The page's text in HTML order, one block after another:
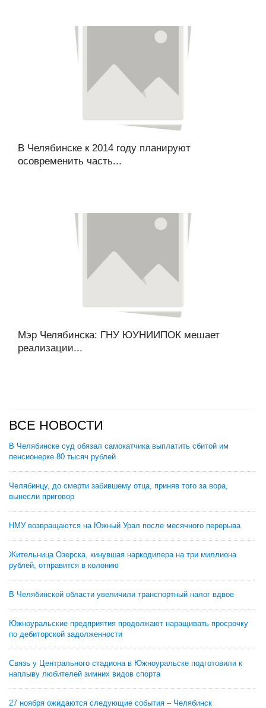
В Челябинске к 2014 году планируют
осовременить часть...
Мэр Челябинска: ГНУ ЮУНИИПОК мешает
реализации...
ВСЕ НОВОСТИ
В Челябинске суд обязал самокатчика выплатить сбитой им
пенсионерке 80 тысяч рублей
Челябинцу, до смерти забившему отца, приняв того за вора,
вынесли приговор
НМУ возвращаются на Южный Урал после месячного перерыва
Жительница Озерска, кинувшая наркодилера на три миллиона
рублей, отправится в колонию
В Челябинской области увеличили транспортный налог вдвое
Южноуральские предприятия продолжают наращивать просрочку
по дебиторской задолженности
Связь у Центрального стадиона в Южноуральске подготовили к
наплыву любителей зимних видов спорта
27 ноября ожидаются следующие события – Челябинск